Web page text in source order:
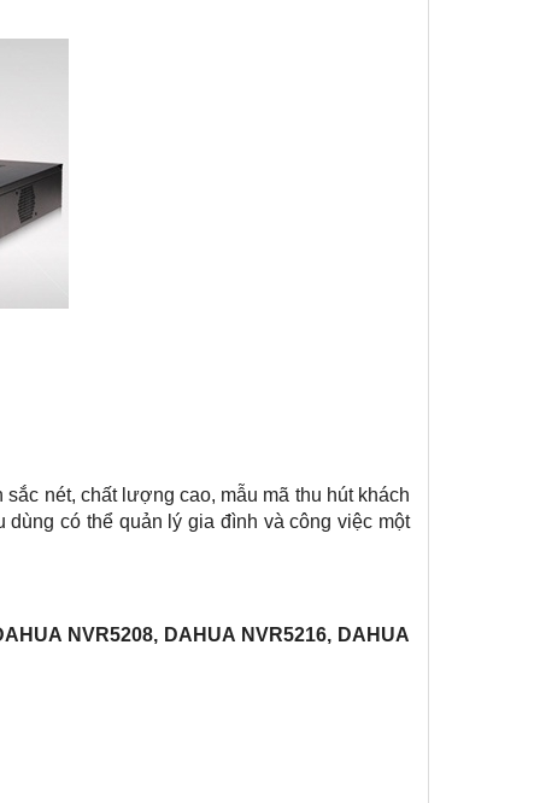
nét, chất lượng cao, mẫu mã thu hút khách
có thể quản lý gia đình và công việc một
NVR5208, DAHUA NVR5216, DAHUA